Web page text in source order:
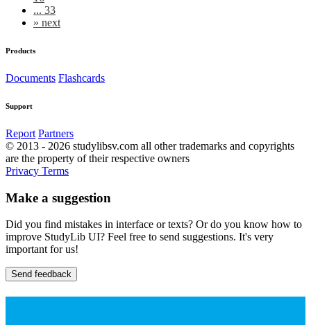
... 33
» next
Products
Documents Flashcards
Support
Report Partners
© 2013 - 2026 studylibsv.com all other trademarks and copyrights
are the property of their respective owners
Privacy Terms
Make a suggestion
Did you find mistakes in interface or texts? Or do you know how to
improve StudyLib UI? Feel free to send suggestions. It's very
important for us!
Send feedback